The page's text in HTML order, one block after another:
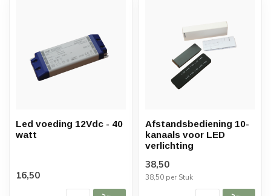
Led voeding 12Vdc - 40
watt
16,50
Afstandsbediening 10-
kanaals voor LED
verlichting
38,50
38,50 per Stuk